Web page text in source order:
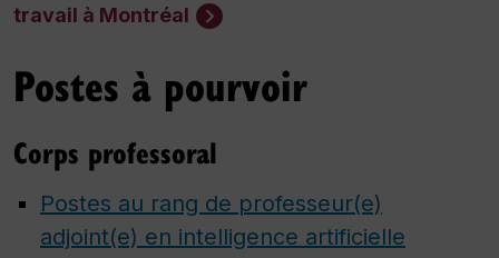
travail à Montréal
Postes à pourvoir
Corps professoral
Postes au rang de professeur(e)
adjoint(e) en intelligence artificielle